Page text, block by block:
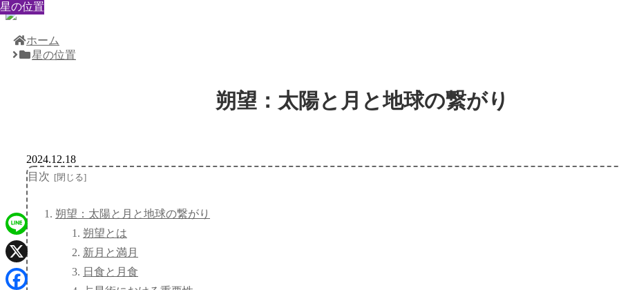
ホーム
星の位置
朔望：太陽と月と地球の繋がり
星の位置
2024.12.18
目次
朔望：太陽と月と地球の繋がり
朔望とは
新月と満月
日食と月食
星の位置
星の位置
星の位置
星の位置
星の位置
星の位置
星の位置
星の位置
Line
X